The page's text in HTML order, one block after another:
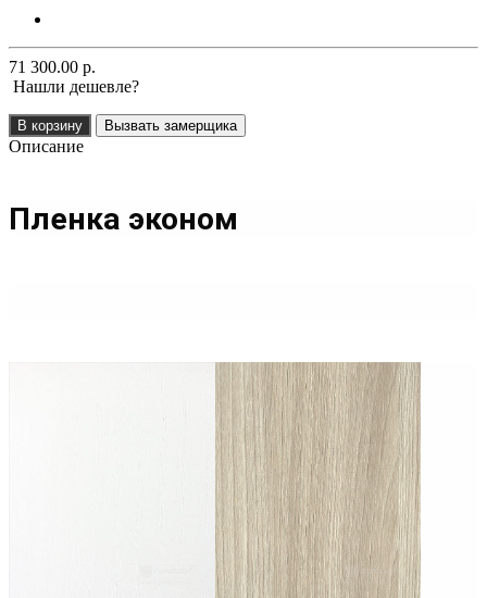
71 300.00 р.
Нашли дешевле?
В корзину Вызвать замерщика
Описание
Пленка эконом